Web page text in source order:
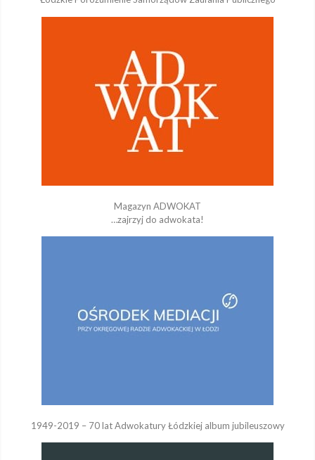
Magazyn ADWOKAT
…zajrzyj do adwokata!
1949-2019 – 70 lat Adwokatury Łódzkiej album jubileuszowy